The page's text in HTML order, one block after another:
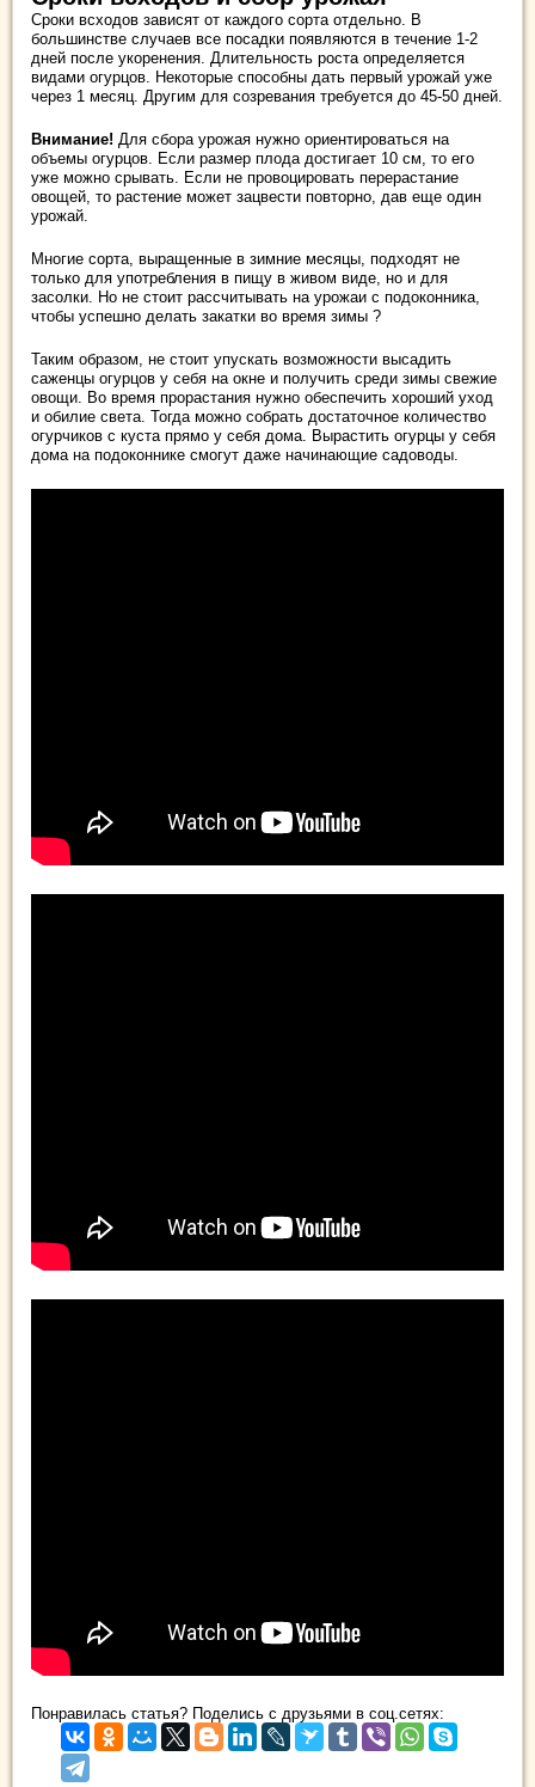
Сроки всходов зависят от каждого сорта отдельно. В
большинстве случаев все посадки появляются в течение 1-2
дней после укоренения. Длительность роста определяется
видами огурцов. Некоторые способны дать первый урожай уже
через 1 месяц. Другим для созревания требуется до 45-50 дней.
Внимание! Для сбора урожая нужно ориентироваться на
объемы огурцов. Если размер плода достигает 10 см, то его
уже можно срывать. Если не провоцировать перерастание
овощей, то растение может зацвести повторно, дав еще один
урожай.
Многие сорта, выращенные в зимние месяцы, подходят не
только для употребления в пищу в живом виде, но и для
засолки. Но не стоит рассчитывать на урожаи с подоконника,
чтобы успешно делать закатки во время зимы ?
Таким образом, не стоит упускать возможности высадить
саженцы огурцов у себя на окне и получить среди зимы свежие
овощи. Во время прорастания нужно обеспечить хороший уход
и обилие света. Тогда можно собрать достаточное количество
огурчиков с куста прямо у себя дома. Вырастить огурцы у себя
дома на подоконнике смогут даже начинающие садоводы.
Понравилась статья? Поделись с друзьями в соц.сетях: